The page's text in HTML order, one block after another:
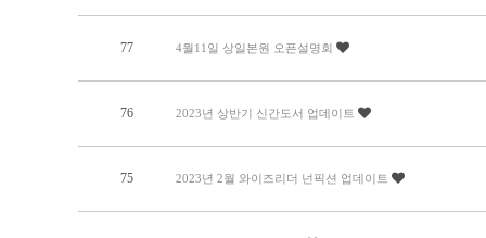
77 4월11일 상일본원 오픈설명회
76 2023년 상반기 신간도서 업데이트
75 2023년 2월 와이즈리더 넌픽션 업데이트